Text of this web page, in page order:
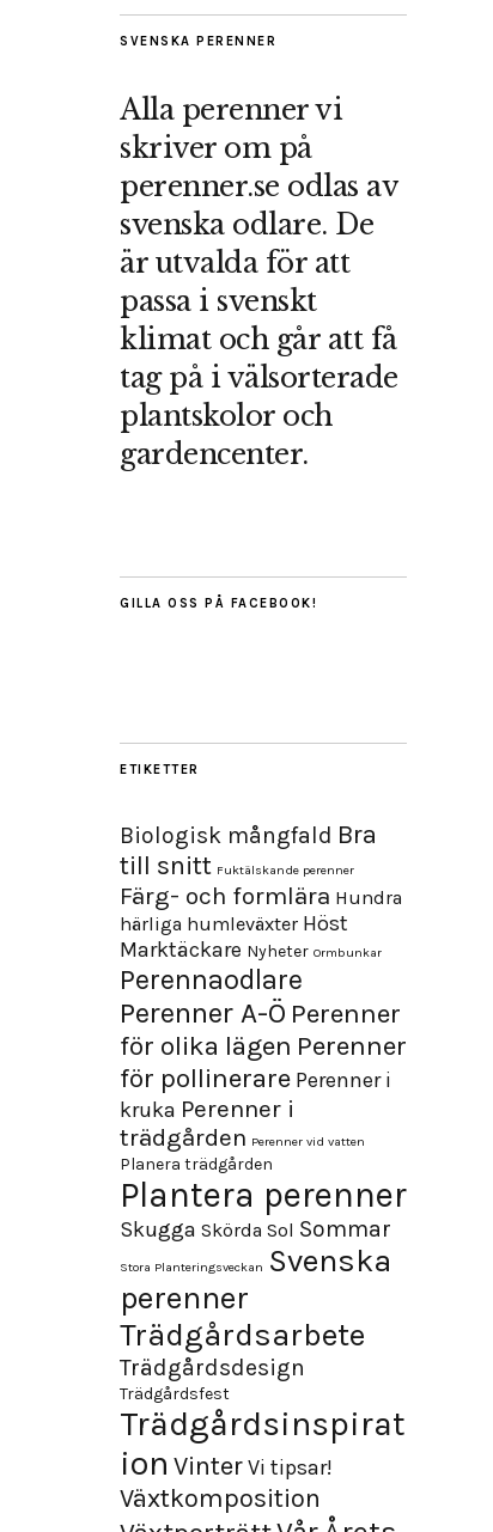
SVENSKA PERENNER
Alla perenner vi
skriver om på
perenner.se odlas av
svenska odlare. De
är utvalda för att
passa i svenskt
klimat och går att få
tag på i välsorterade
plantskolor och
gardencenter.
GILLA OSS PÅ FACEBOOK!
ETIKETTER
Biologisk mångfald Bra
till snitt Fuktälskande perenner
Färg- och formlära Hundra
härliga humleväxter Höst
Marktäckare Nyheter Ormbunkar
Perennaodlare
Perenner A-Ö Perenner
för olika lägen Perenner
för pollinerare Perenner i
kruka Perenner i
trädgården Perenner vid vatten
Planera trädgården
Plantera perenner
Skugga Skörda Sol Sommar
Stora Planteringsveckan Svenska
perenner
Trädgårdsarbete
Trädgårdsdesign
Trädgårdsfest
Trädgårdsinspirat
ion VinterVi tipsar!
Växtkomposition